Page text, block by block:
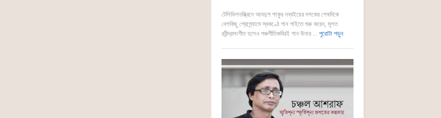
টেলিভিশনস্ক্রিনে আবদুশ শাকুর নব্বইয়ের দশকের শেষদিকে
বেশকিছু প্রোগ্র্যামে স্বকণ্ঠে গান গাইতে শুরু করেন, মূলত
রবীন্দ্রসংগীত হলেও পঞ্চগীতিকবিরই গান উনার ... পুরোটা পড়ুন